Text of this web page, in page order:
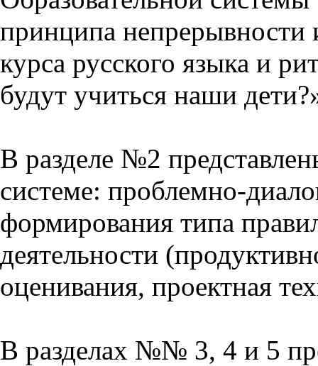
принципа непрерывности
курса русского языка и
будут учиться наши
В разделе №2
системе: проблемно-
формирования типа
деятельности
оценивания, проектная
В разделах №№ 3, 4 и 5